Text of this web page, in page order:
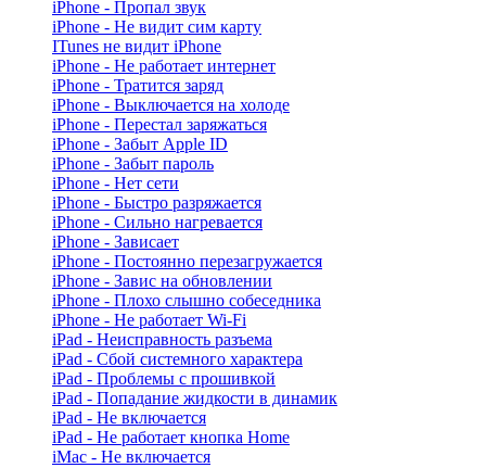
iPhone - Пропал звук
iPhone - Не видит сим карту
ITunes не видит iPhone
iPhone - Не работает интернет
iPhone - Тратится заряд
iPhone - Выключается на холоде
iPhone - Перестал заряжаться
iPhone - Забыт Apple ID
iPhone - Забыт пароль
iPhone - Нет сети
iPhone - Быстро разряжается
iPhone - Сильно нагревается
iPhone - Зависает
iPhone - Постоянно перезагружается
iPhone - Завис на обновлении
iPhone - Плохо слышно собеседника
iPhone - Не работает Wi-Fi
iPad - Неисправность разъема
iPad - Сбой системного характера
iPad - Проблемы с прошивкой
iPad - Попадание жидкости в динамик
iPad - Не включается
iPad - Не работает кнопка Home
iMac - Не включается